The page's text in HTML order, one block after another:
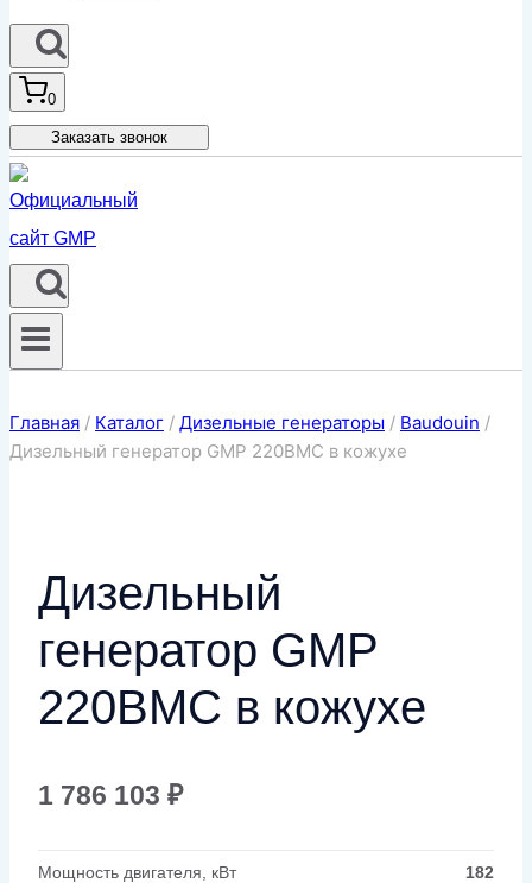
0
Заказать звонок
Главная / Каталог / Дизельные генераторы / Baudouin /
Дизельный генератор GMP 220BMC в кожухе
Дизельный
генератор GMP
220BMC в кожухе
1 786 103 ₽
Мощность двигателя, кВт 182